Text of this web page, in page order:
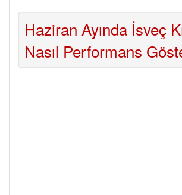
Haziran Ayında İsveç
Nasıl Performans